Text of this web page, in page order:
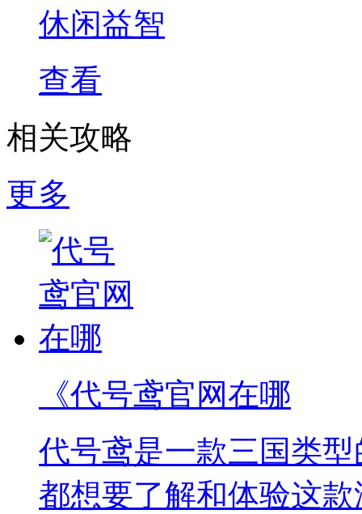
休闲益智
查看
相关攻略
更多
《代号鸢官网在哪
代号鸢是一款三国类
都想要了解和体验这